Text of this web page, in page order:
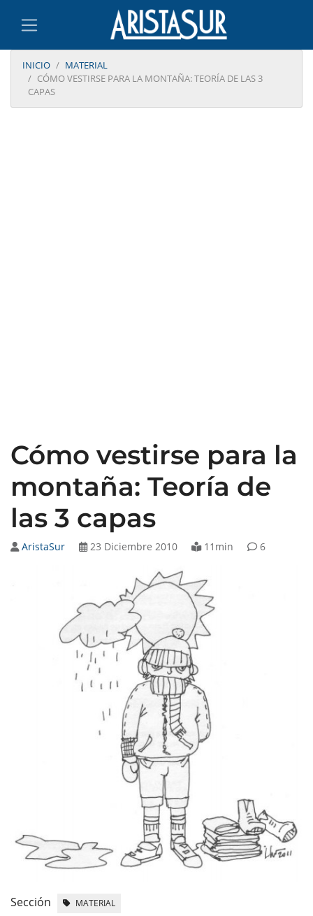
INICIO
MATERIAL
CÓMO VESTIRSE PARA LA MONTAÑA: TEORÍA DE LAS 3
CAPAS
Cómo vestirse para la
montaña: Teoría de
las 3 capas
AristaSur 23 Diciembre 2010 11min 6
Sección MATERIAL